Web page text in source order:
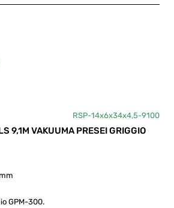
RSP-14x6x34x4,5-9100
9,1M VAKUUMA PRESEI GRIGGIO
GPM-300.